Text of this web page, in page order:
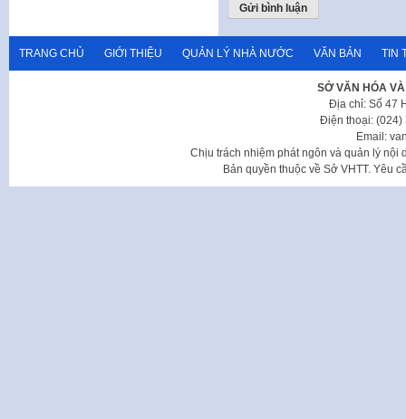
TRANG CHỦ GIỚI THIỆU QUẢN LÝ NHÀ NƯỚC VĂN BẢN TIN
SỞ VĂN HÓA
Địa chỉ: Số 47
Điện thoại: (024)
Email:
Chịu trách nhiệm phát ngôn và quản lý nội
Bản quyền thuộc về Sở VHTT. Yêu